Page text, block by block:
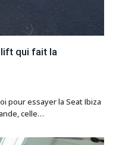
qui fait la
pour essayer la Seat Ibiza
celle…